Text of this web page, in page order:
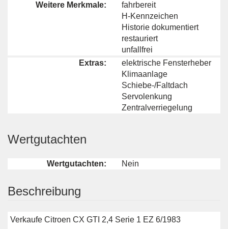
Weitere Merkmale:
fahrbereit
H-Kennzeichen
Historie dokumentiert
restauriert
unfallfrei
Extras:
elektrische Fensterheber
Klimaanlage
Schiebe-/Faltdach
Servolenkung
Zentralverriegelung
Wertgutachten
Wertgutachten: Nein
Beschreibung
Verkaufe Citroen CX GTI 2,4 Serie 1 EZ 6/1983